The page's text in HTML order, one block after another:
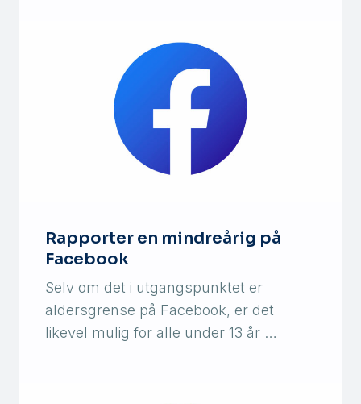
Rapporter en mindreårig på
Facebook
Selv om det i utgangspunktet er
aldersgrense på Facebook, er det
likevel mulig for alle under 13 år …